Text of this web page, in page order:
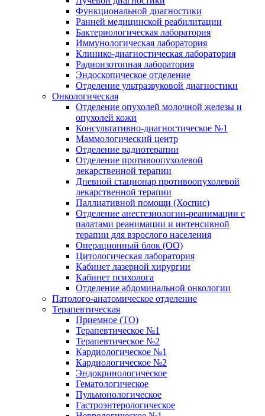
Функциональной диагностики
Ранней медицинской реабилитации
Бактериологическая лаборатория
Иммунологическая лаборатория
Клинико-диагностическая лаборатория
Радиоизотопная лаборатория
Эндоскопическое отделение
Отделение ультразвуковой диагностики
Онкологическая
Отделение опухолей молочной железы и
опухолей кожи
Консультативно-диагностическое №1
Маммологический центр
Отделение радиотерапии
Отделение противоопухолевой
лекарственной терапии
Дневной стационар противоопухолевой
лекарственной терапии
Паллиативной помощи (Хоспис)
Отделение анестезиологии-реанимации с
палатами реанимации и интенсивной
терапии для взрослого населения
Операционный блок (ОО)
Цитологическая лаборатория
Кабинет лазерной хирургии
Кабинет психолога
Отделение абдоминальной онкологии
Патолого-анатомическое отделение
Терапевтическая
Приемное (ТО)
Терапевтическое №1
Терапевтическое №2
Кардиологическое №1
Кардиологическое №2
Эндокринологическое
Гематологическое
Пульмонологическое
Гастроэнтерологическое